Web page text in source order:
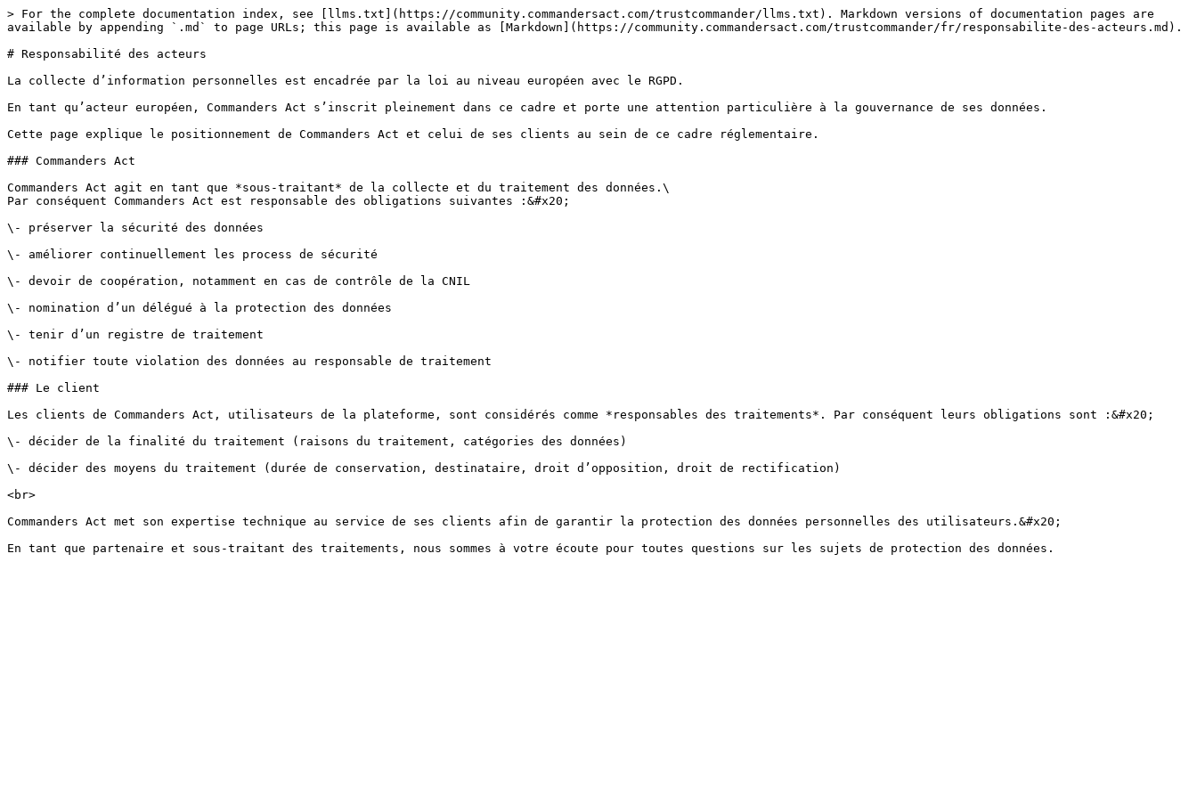
> For the complete documentation index, see [llms.txt](https://community.commandersact.com/trustcommander/llms.txt). Markdown versions of documentation pages are
available by appending `.md` to page URLs; this page is available as [Markdown](https://community.commandersact.com/trustcommander/fr/responsabilite-des-acteurs.md).
# Responsabilité des acteurs
La collecte d’information personnelles est encadrée par la loi au niveau européen avec le RGPD.
En tant qu’acteur européen, Commanders Act s’inscrit pleinement dans ce cadre et porte une attention particulière à la gouvernance de ses données.
Cette page explique le positionnement de Commanders Act et celui de ses clients au sein de ce cadre réglementaire.
### Commanders Act
Commanders Act agit en tant que *sous-traitant* de la collecte et du traitement des données.\
Par conséquent Commanders Act est responsable des obligations suivantes :&#x20;
\- préserver la sécurité des données
\- améliorer continuellement les process de sécurité
\- devoir de coopération, notamment en cas de contrôle de la CNIL
\- nomination d’un délégué à la protection des données
\- tenir d’un registre de traitement
\- notifier toute violation des données au responsable de traitement
### Le client
Les clients de Commanders Act, utilisateurs de la plateforme, sont considérés comme *responsables des traitements*. Par conséquent leurs obligations sont :&#x20;
\- décider de la finalité du traitement (raisons du traitement, catégories des données)
\- décider des moyens du traitement (durée de conservation, destinataire, droit d’opposition, droit de rectification)
<br>
Commanders Act met son expertise technique au service de ses clients afin de garantir la protection des données personnelles des utilisateurs.&#x20;